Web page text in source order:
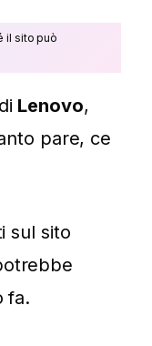
il sito può
Lenovo,
pare, ce
sul sito
fa.